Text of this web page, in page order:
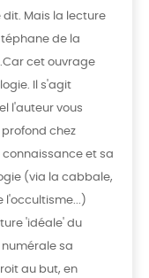
Mais la lecture
de la
cet ouvrage
Il s'agit
l'auteur vous
chez
et sa
(via la cabbale,
l'occultisme...)
'idéale' du
sa
au but, en